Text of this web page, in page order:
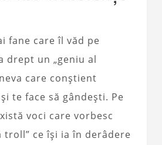
fane care îl văd pe
drept un „geniu al
care conștient
te face să gândești. Pe
voci care vorbesc
troll” ce își ia în derâdere